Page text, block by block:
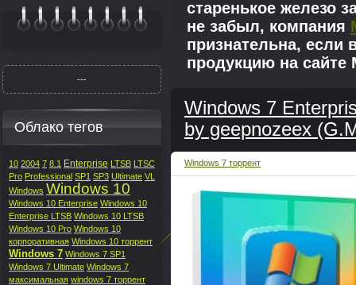
старенькое железо
не забыл, компания
признательна, если
продукцию на сайте
Windows 7
by geepnozeex
Windows 7 торрент
---
Облако тегов
10 2004 7 8.1 Enterprise LTSB LTSC
Pro Professional SP1 SP3 Ultimate VL
Windows Windows 10
Windows 10 Enterprise Windows 10
Enterprise LTSB Windows 10 LTSB
Windows 10 Pro Windows 10
корпоративная Windows 10 торрент
Windows 7 Windows 7 SP1
Windows 7 Ultimate Windows 7
максимальная windows 7 торрент